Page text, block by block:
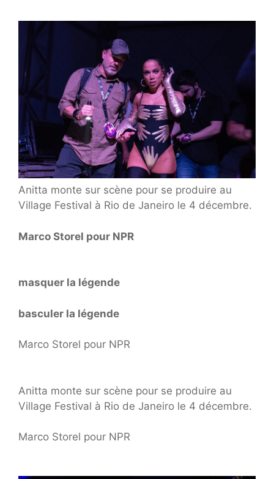
Anitta monte sur scène pour se produire au
Village Festival à Rio de Janeiro le 4 décembre.
Marco Storel pour NPR
masquer la légende
basculer la légende
Marco Storel pour NPR
Anitta monte sur scène pour se produire au
Village Festival à Rio de Janeiro le 4 décembre.
Marco Storel pour NPR